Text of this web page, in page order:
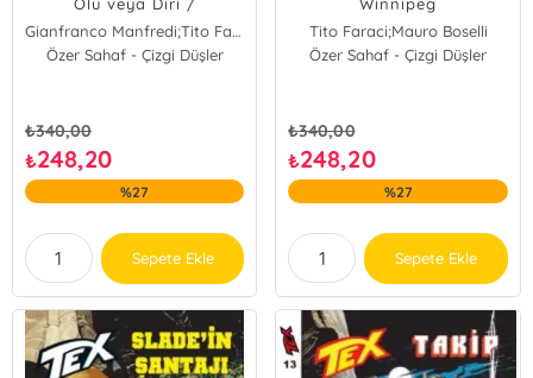
Korkusuzlar Kervanı
Gianfranco Manfredi;Tito Faraci
Gianfranco Manfredi
Özer Sahaf - Çizgi Düşler
₺340,00
₺248,20
%27
Sepete Ekle
Tito Faraci;Mauro Boselli
Mauro Boselli
Özer Sahaf - Çizgi Düşler
₺340,00
₺248,20
%27
Sepete Ekle